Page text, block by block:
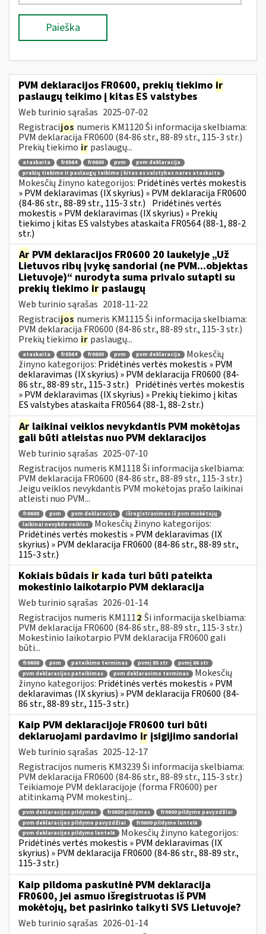
Paieška
PVM deklaracijos FR0600, prekių tiekimo ir
paslaugų teikimo į kitas ES valstybes
Web turinio sąrašas 2025-07-02
Registracijos numeris KM1120 Ši informacija skelbiama:
PVM deklaracija FR0600 (84-86 str., 88-89 str., 115-3 str.)
Prekių tiekimo ir paslaugų...
ataskaita fr0564 fr0600 pvm
pvm deklaracija
prekių tiekimo ir paslaugų teikimo į kitas es valstybes nares ataskaita
Mokesčių žinyno kategorijos: Pridėtinės vertės mokestis
» PVM deklaravimas (IX skyrius) » PVM deklaracija FR0600
(84-86 str., 88-89 str., 115-3 str.) Pridėtinės vertės
mokestis » PVM deklaravimas (IX skyrius) » Prekių
tiekimo į kitas ES valstybes ataskaita FR0564 (88-1, 88-2
str.)
Ar PVM deklaracijos FR0600 20 laukelyje „Už
Lietuvos ribų įvykę sandoriai (ne PVM...objektas
Lietuvoje)“ nurodyta suma privalo sutapti su
prekių tiekimo ir paslaugų
Web turinio sąrašas 2018-11-22
Registracijos numeris KM1115 Ši informacija skelbiama:
PVM deklaracija FR0600 (84-86 str., 88-89 str., 115-3 str.)
Prekių tiekimo ir paslaugų...
ataskaita fr0564 fr0600 pvm pvm deklaracija
Mokesčių
žinyno kategorijos: Pridėtinės vertės mokestis » PVM
deklaravimas (IX skyrius) » PVM deklaracija FR0600 (84-
86 str., 88-89 str., 115-3 str.) Pridėtinės vertės mokestis
» PVM deklaravimas (IX skyrius) » Prekių tiekimo į kitas
ES valstybes ataskaita FR0564 (88-1, 88-2 str.)
Ar laikinai veiklos nevykdantis PVM mokėtojas
gali būti atleistas nuo PVM deklaracijos
Web turinio sąrašas 2025-07-10
Registracijos numeris KM1118 Ši informacija skelbiama:
PVM deklaracija FR0600 (84-86 str., 88-89 str., 115-3 str.)
Jeigu veiklos nevykdantis PVM mokėtojas prašo laikinai
atleisti nuo PVM...
fr0600 pvm pvm deklaracija
išregistravimas iš pvm mokėtojų
laikinai nevykdo veiklos
Mokesčių žinyno kategorijos:
Pridėtinės vertės mokestis » PVM deklaravimas (IX
skyrius) » PVM deklaracija FR0600 (84-86 str., 88-89 str.,
115-3 str.)
Kokiais būdais ir kada turi būti pateikta
mokestinio laikotarpio PVM deklaracija
Web turinio sąrašas 2026-01-14
Registracijos numeris KM1112 Ši informacija skelbiama:
PVM deklaracija FR0600 (84-86 str., 88-89 str., 115-3 str.)
Mokestinio laikotarpio PVM deklaracija FR0600 gali
būti...
fr0600 pvm pateikimo terminas pvmį 85 str
pvmį 86 str
pvm deklaracijos pateikimas
pvm deklaravimo terminas
Mokesčių
žinyno kategorijos: Pridėtinės vertės mokestis » PVM
deklaravimas (IX skyrius) » PVM deklaracija FR0600 (84-
86 str., 88-89 str., 115-3 str.)
Kaip PVM deklaracijoje FR0600 turi būti
deklaruojami pardavimo ir įsigijimo sandoriai
Web turinio sąrašas 2025-12-17
Registracijos numeris KM3239 Ši informacija skelbiama:
PVM deklaracija FR0600 (84-86 str., 88-89 str., 115-3 str.)
Teikiamoje PVM deklaracijoje (forma FR0600) per
atitinkamą PVM mokestinį...
pvm deklaracijos pildymas fr0600 pildymas
fr0600 pildymo pavyzdžiai
pvm deklaracijos pildymo pavyzdžiai
fr0600 pildymo lentelė
pvm deklaracijos pildymo lentelė
Mokesčių žinyno kategorijos:
Pridėtinės vertės mokestis » PVM deklaravimas (IX
skyrius) » PVM deklaracija FR0600 (84-86 str., 88-89 str.,
115-3 str.)
Kaip pildoma paskutinė PVM deklaracija
FR0600, jei asmuo išregistruotas iš PVM
mokėtojų, bet pasirinko taikyti SVS Lietuvoje?
Web turinio sąrašas 2026-01-14